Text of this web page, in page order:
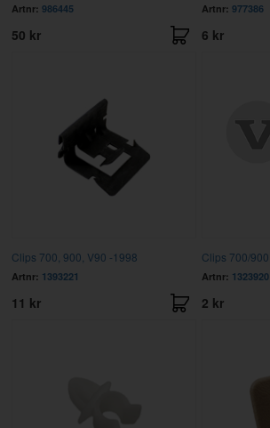
Artnr: 986445
50 kr
Artnr: 977386
6 kr
Clips 700, 900, V90 -1998
Artnr: 1393221
11 kr
Clips 700/900
Artnr: 1323920
2 kr